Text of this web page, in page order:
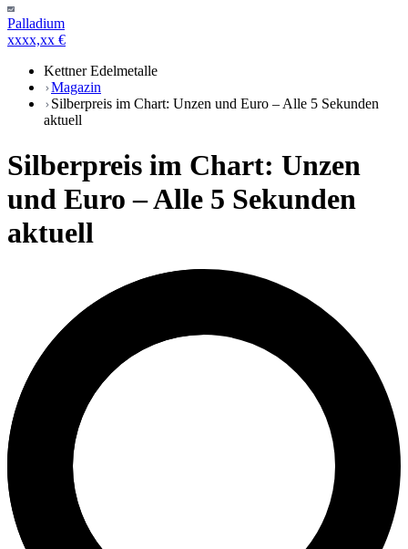
Palladium
xxxx,xx €
Kettner Edelmetalle
Magazin
Silberpreis im Chart: Unzen und Euro – Alle 5 Sekunden
aktuell
Silberpreis im Chart: Unzen
und Euro – Alle 5 Sekunden
aktuell